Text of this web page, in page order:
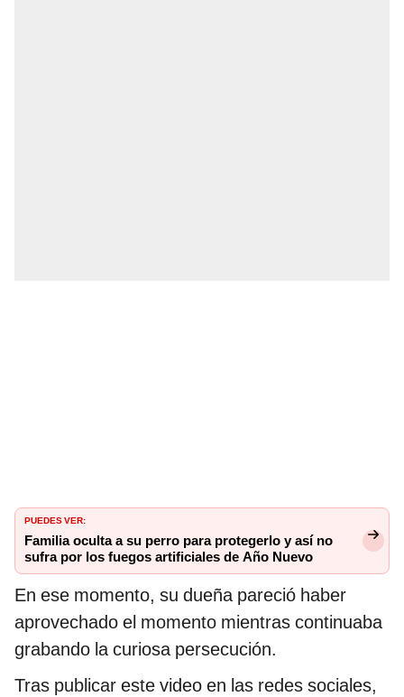
PUEDES VER:
Familia oculta a su perro para protegerlo y así no
sufra por los fuegos artificiales de Año Nuevo
En ese momento, su dueña pareció haber
aprovechado el momento mientras continuaba
grabando la curiosa persecución.
Tras publicar este video en las redes sociales,